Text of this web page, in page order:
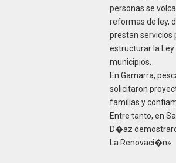
personas se
reformas de ley,
prestan servicios
estructurar la
municipios.
En Gamarra,
solicitaron
familias y
Entre tanto, en
D�az
La Renovaci�n»